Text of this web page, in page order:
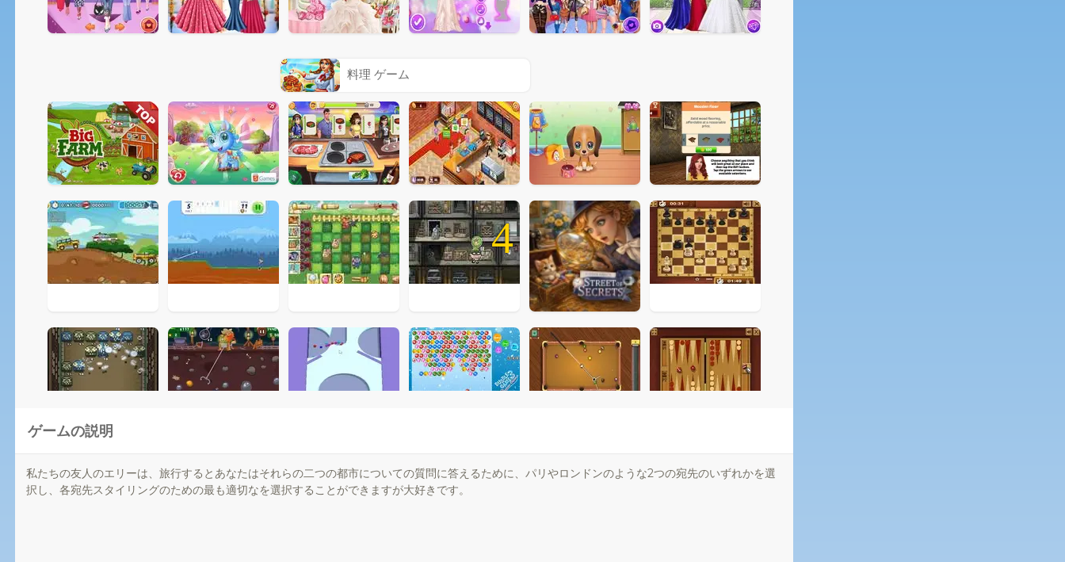
料理 ゲーム
4
ゲームの説明
私たちの友人のエリーは、旅行するとあなたはそれらの二つの都市についての質問に答えるために、パリやロンドンのような2つの宛先のいずれかを選
択し、各宛先スタイリングのための最も適切なを選択することができますが大好きです。